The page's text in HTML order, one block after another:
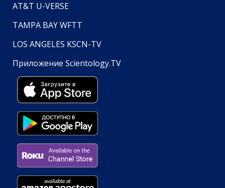
AT&T U-VERSE
TAMPA BAY WFTT
LOS ANGELES KSCN-TV
Приложение Scientology.TV